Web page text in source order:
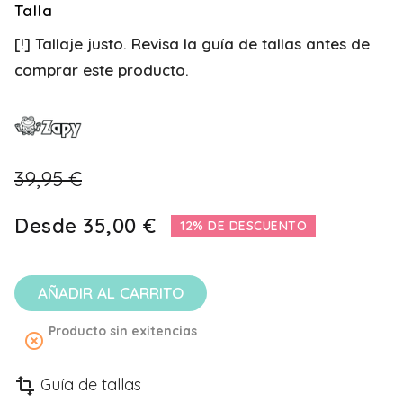
Talla
[!] Tallaje justo. Revisa la guía de tallas antes de
comprar este producto.
39,95 €
Desde 35,00 € 12% DE DESCUENTO
AÑADIR AL CARRITO
highlight_off Producto sin exitencias
transform Guía de tallas